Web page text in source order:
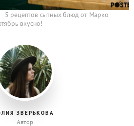
5 рецептов сытных блюд от Марко
вкусно!
ЗВЕРЬКОВА
Автор